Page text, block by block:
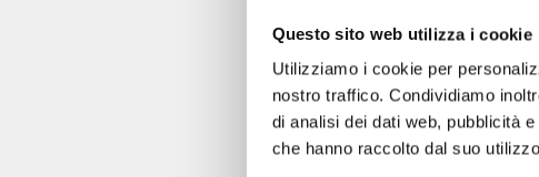
Questo sito web utilizza i cookie
Utilizziamo i cookie per
nostro traffico. Condividiamo
di analisi dei dati web, pubblicità
che hanno raccolto dal suo